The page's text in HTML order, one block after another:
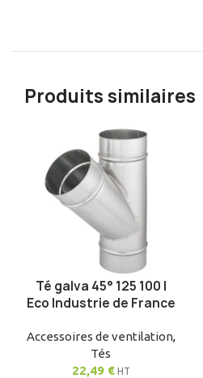
Produits similaires
AJOUTER AU PANIER
Té galva 45° 125 100 |
Eco Industrie de France
Accessoires de ventilation,
Tés
22,49 € HT